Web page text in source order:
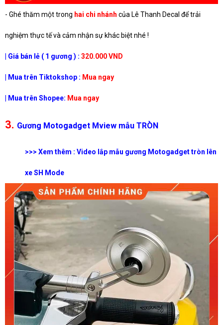
- Ghé thăm một trong hai chi nhánh của Lê Thanh Decal để trải
nghiệm thực tế và cảm nhận sự khác biệt nhé !
| Giá bán lẻ ( 1 gương ) : 320.000 VND
| Mua trên Tiktokshop : Mua ngay
| Mua trên Shopee: Mua ngay
3. Gương Motogadget Mview mẫu TRÒN
>>> Xem thêm : Video lắp mẫu gương Motogadget tròn lên
xe SH Mode